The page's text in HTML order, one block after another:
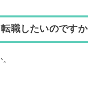
職したいのですか